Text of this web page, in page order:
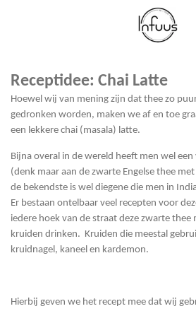
hoofdinhoud
Receptidee: Chai Latte
Hoewel wij van mening zijn dat thee zo
gedronken worden, maken we af en toe
een lekkere chai (masala) latte.
Bijna overal in de wereld heeft men wel
(denk maar aan de zwarte Engelse thee
de bekendste is wel diegene die men in
Er bestaan ontelbaar veel recepten voor
iedere hoek van de straat deze zwarte thee
kruiden drinken. Kruiden die meestal
kruidnagel, kaneel en kardemon.
Hierbij geven we het recept mee dat wij